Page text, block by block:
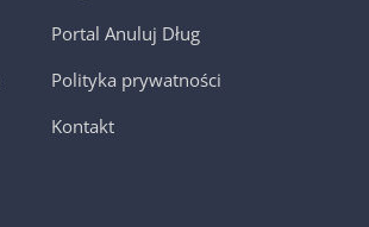
Portal Anuluj Dług
Polityka prywatności
Kontakt